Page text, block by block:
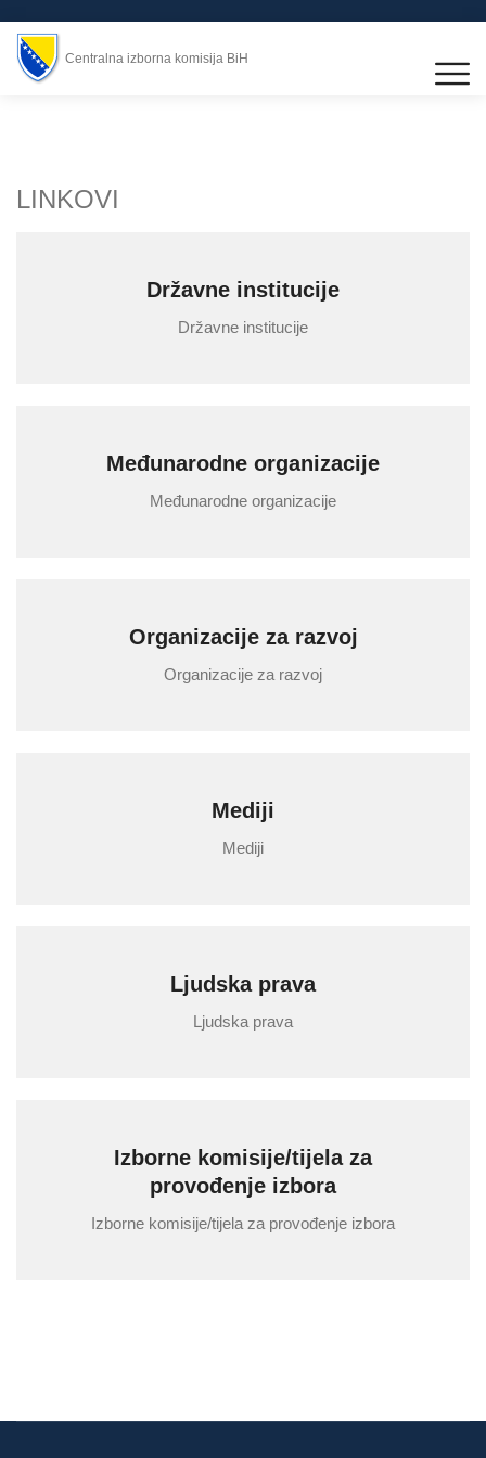
Centralna izborna komisija BiH
LINKOVI
Državne institucije
Državne institucije
Međunarodne organizacije
Međunarodne organizacije
Organizacije za razvoj
Organizacije za razvoj
Mediji
Mediji
Ljudska prava
Ljudska prava
Izborne komisije/tijela za
provođenje izbora
Izborne komisije/tijela za provođenje izbora